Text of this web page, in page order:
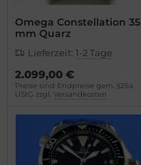
Omega Constellation 35
mm Quarz
Lieferzeit: 1-2 Tage
2.099,00 €
Preise sind Endpreise gem. §25a
UStG zzgl. Versandkosten
Lemans
Berlin
LeCoultre
Lacroix